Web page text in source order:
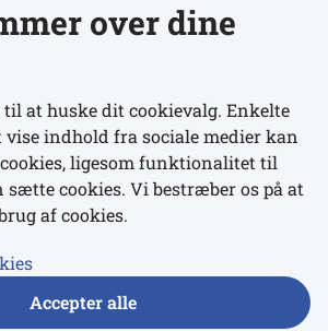
over dine
at huske dit cookievalg. Enkelte
indhold fra sociale medier kan
ligesom funktionalitet til
cookies. Vi bestræber os på at
af cookies.
Accepter alle